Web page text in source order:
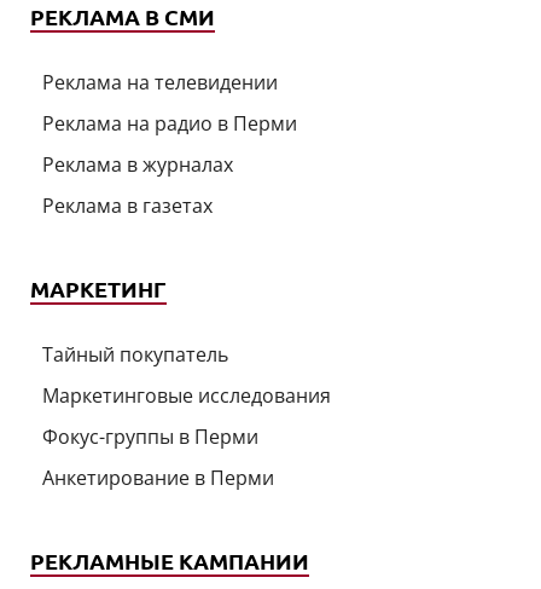
РЕКЛАМА В СМИ
Реклама на телевидении
Реклама на радио в Перми
Реклама в журналах
Реклама в газетах
МАРКЕТИНГ
Тайный покупатель
Маркетинговые исследования
Фокус-группы в Перми
Анкетирование в Перми
РЕКЛАМНЫЕ КАМПАНИИ